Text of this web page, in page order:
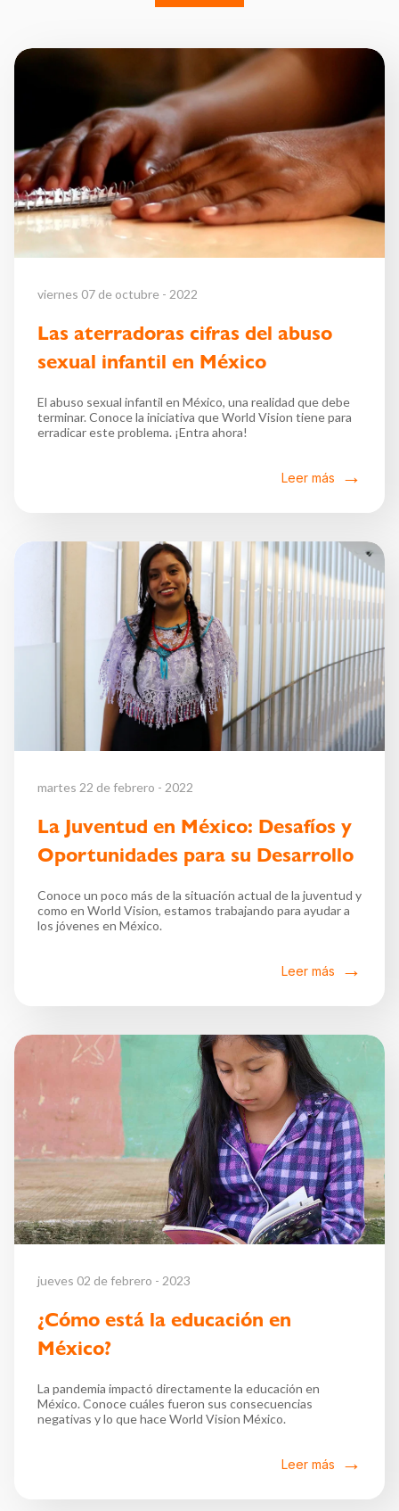
viernes 07 de octubre - 2022
Las aterradoras cifras del abuso
sexual infantil en México
El abuso sexual infantil en México, una realidad que debe
terminar. Conoce la iniciativa que World Vision tiene para
erradicar este problema. ¡Entra ahora!
Leer más
martes 22 de febrero - 2022
La Juventud en México: Desafíos y
Oportunidades para su Desarrollo
Conoce un poco más de la situación actual de la juventud y
como en World Vision, estamos trabajando para ayudar a
los jóvenes en México.
Leer más
jueves 02 de febrero - 2023
¿Cómo está la educación en
México?
La pandemia impactó directamente la educación en
México. Conoce cuáles fueron sus consecuencias
negativas y lo que hace World Vision México.
Leer más